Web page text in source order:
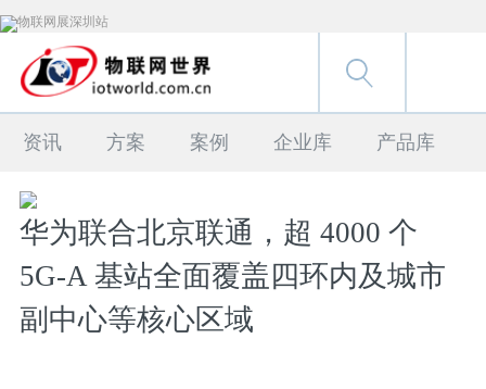
资讯 方案 案例 企业库 产品库
华为联合北京联通，超 4000 个
5G-A 基站全面覆盖四环内及城市
副中心等核心区域